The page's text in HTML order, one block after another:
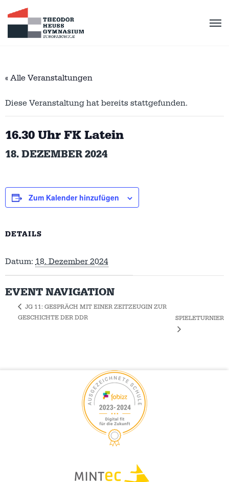
« Alle Veranstaltungen
Diese Veranstaltung hat bereits stattgefunden.
16.30 Uhr FK Latein
18. DEZEMBER 2024
Zum Kalender hinzufügen
DETAILS
Datum: 18. Dezember 2024
EVENT NAVIGATION
JG 11: GESPRÄCH MIT EINER ZEITZEUGIN ZUR
GESCHICHTE DER DDR
SPIELETURNIER